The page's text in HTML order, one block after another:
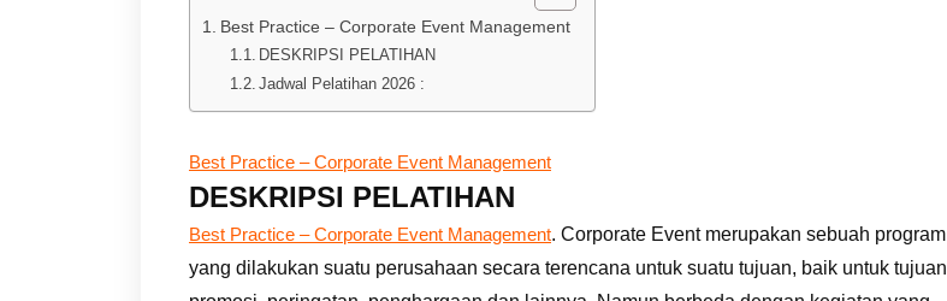
Best Practice – Corporate Event Management
DESKRIPSI PELATIHAN
Jadwal Pelatihan 2026 :
Best Practice – Corporate Event Management
DESKRIPSI PELATIHAN
Best Practice – Corporate Event Management. Corporate Event merupakan sebuah program
yang dilakukan suatu perusahaan secara terencana untuk suatu tujuan, baik untuk tujuan